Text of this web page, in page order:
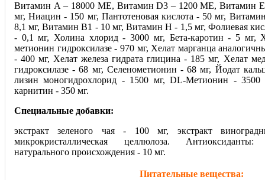
Витамин А – 18000 МЕ, Витамин D3 – 1200 МЕ, Витамин
мг, Ниацин - 150 мг, Пантотеновая кислота - 50 мг,
8,1 мг, Витамин В1 - 10 мг, Витамин Н - 1,5 мг, Фолиевая
- 0,1 мг, Холина хлорид - 3000 мг, Бета-каротин - 5 мг,
метионин гидроксилазе - 970 мг, Хелат марганца
- 400 мг, Хелат железа гидрата глицина - 185 мг, Хелат
гидроксилазе - 68 мг, Селенометионин - 68 мг, Йодат
лизин моногидрохлорид - 1500 мг, DL-Метионин -
карнитин - 350 мг.
Специальные добавки:
экстракт зеленого чая - 100 мг, экстракт
микрокристаллическая целлюлоза.
натурального происхождения - 10 мг.
Питательные вещества: